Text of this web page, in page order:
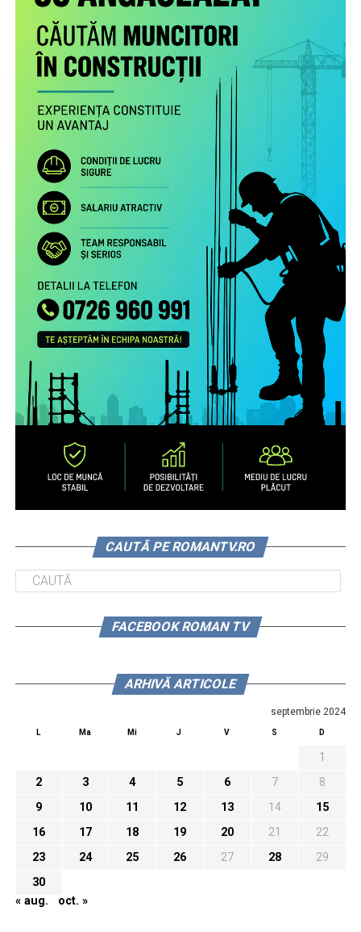
CAUTĂ PE ROMANTV.RO
FACEBOOK ROMAN TV
ARHIVĂ ARTICOLE
septembrie 2024
L Ma Mi J V S D
1
2
3 4 5 6 7
8
9
10 11 12 13 14
15
16
17 18 19 20 21
22
23
24 25 26 27 28
29
30
« aug.
oct. »